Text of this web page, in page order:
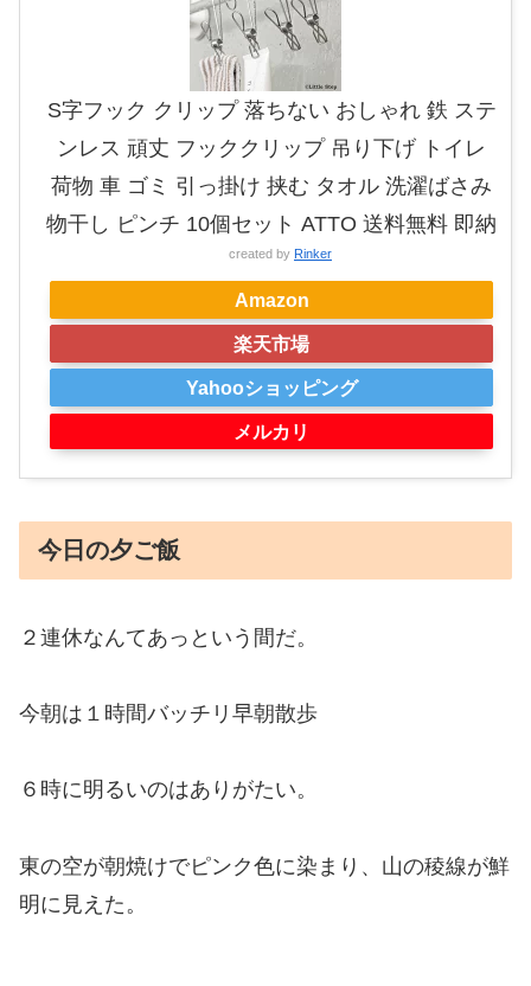
S字フック クリップ 落ちない おしゃれ 鉄 ステ
ンレス 頑丈 フッククリップ 吊り下げ トイレ
荷物 車 ゴミ 引っ掛け 挟む タオル 洗濯ばさみ
物干し ピンチ 10個セット ATTO 送料無料 即納
created by Rinker
Amazon
楽天市場
Yahooショッピング
メルカリ
今日の夕ご飯
２連休なんてあっという間だ。
今朝は１時間バッチリ早朝散歩
６時に明るいのはありがたい。
東の空が朝焼けでピンク色に染まり、山の稜線が鮮
明に見えた。